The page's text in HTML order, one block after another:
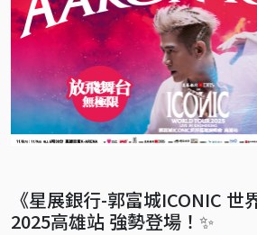
《星展銀行-郭富城ICONIC 世
2025高雄站 強勢登場！✨